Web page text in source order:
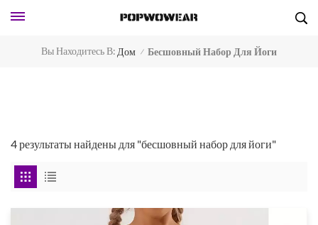
Вы Находитесь В: Дом / Бесшовный Набор Для Йоги
4 результаты найдены для "бесшовный набор для йоги"